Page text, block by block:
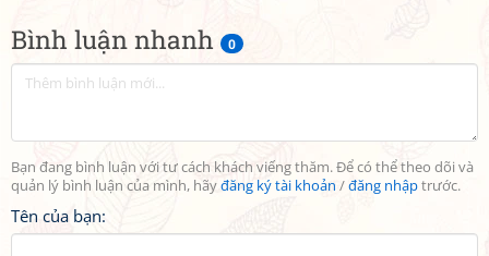
Bình luận nhanh 0
Bạn đang bình luận với tư cách khách viếng thăm. Để có thể theo dõi và
quản lý bình luận của mình, hãyđăng ký tài khoản /đăng nhậptrước.
Tên của bạn: